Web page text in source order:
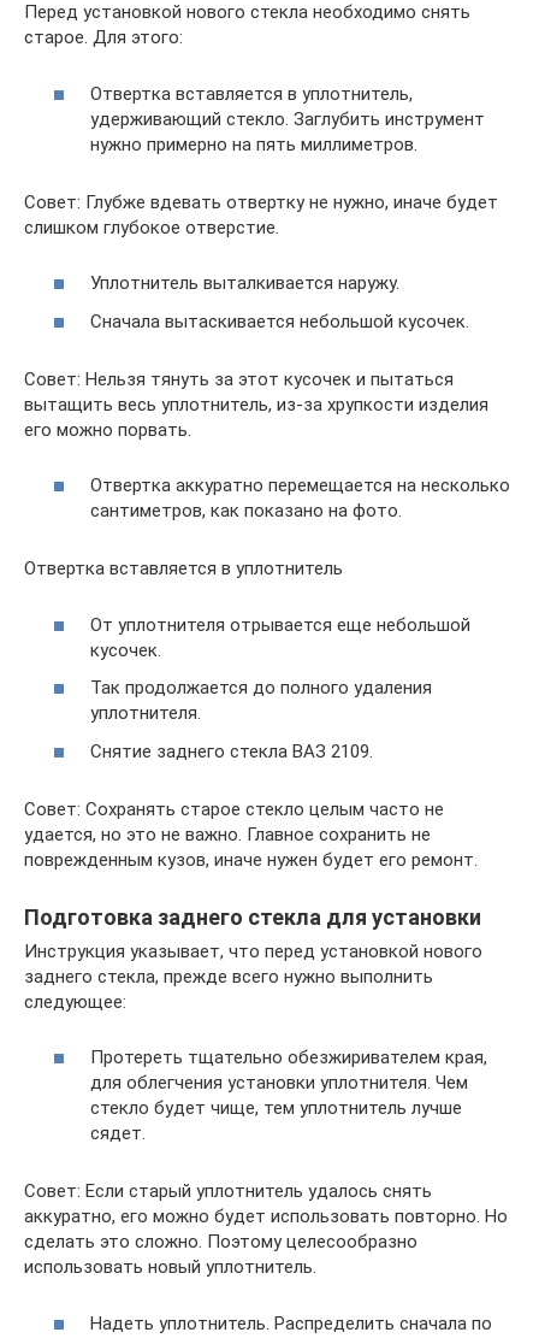
Перед установкой нового стекла необходимо снять
старое. Для этого:
Отвертка вставляется в уплотнитель,
удерживающий стекло. Заглубить инструмент
нужно примерно на пять миллиметров.
Совет: Глубже вдевать отвертку не нужно, иначе будет
слишком глубокое отверстие.
Уплотнитель выталкивается наружу.
Сначала вытаскивается небольшой кусочек.
Совет: Нельзя тянуть за этот кусочек и пытаться
вытащить весь уплотнитель, из-за хрупкости изделия
его можно порвать.
Отвертка аккуратно перемещается на несколько
сантиметров, как показано на фото.
Отвертка вставляется в уплотнитель
От уплотнителя отрывается еще небольшой
кусочек.
Так продолжается до полного удаления
уплотнителя.
Снятие заднего стекла ВАЗ 2109.
Совет: Сохранять старое стекло целым часто не
удается, но это не важно. Главное сохранить не
поврежденным кузов, иначе нужен будет его ремонт.
Подготовка заднего стекла для установки
Инструкция указывает, что перед установкой нового
заднего стекла, прежде всего нужно выполнить
следующее:
Протереть тщательно обезжиривателем края,
для облегчения установки уплотнителя. Чем
стекло будет чище, тем уплотнитель лучше
сядет.
Совет: Если старый уплотнитель удалось снять
аккуратно, его можно будет использовать повторно. Но
сделать это сложно. Поэтому целесообразно
использовать новый уплотнитель.
Надеть уплотнитель. Распределить сначала по